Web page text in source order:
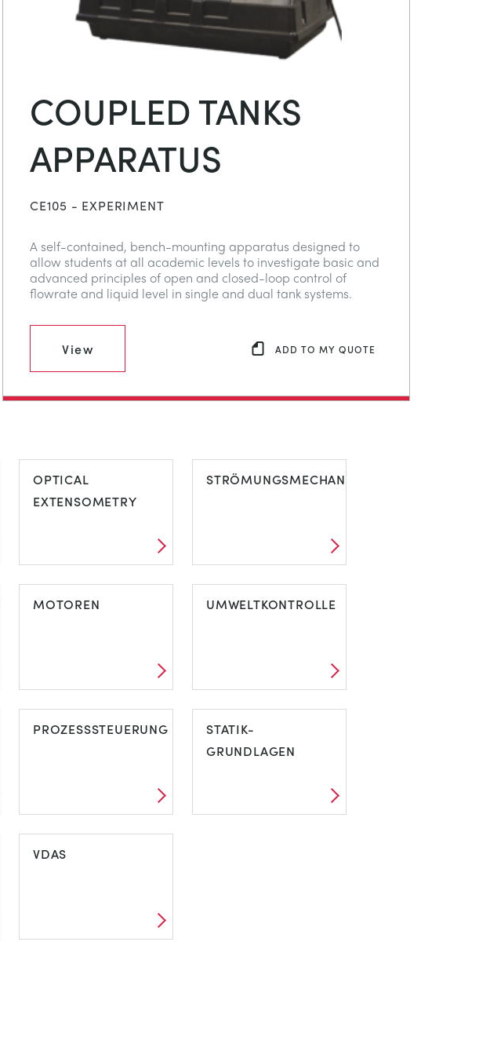
COUPLED TANKS
APPARATUS
CE105 - EXPERIMENT
A self-contained, bench-mounting apparatus designed to
allow students at all academic levels to investigate basic and
advanced principles of open and closed-loop control of
flowrate and liquid level in single and dual tank systems.
View ADD TO MY QUOTE
OPTICAL
EXTENSOMETRY
STRÖMUNGSMECHANIK
MOTOREN UMWELTKONTROLLE
PROZESSSTEUERUNG
STATIK-
GRUNDLAGEN
VDAS